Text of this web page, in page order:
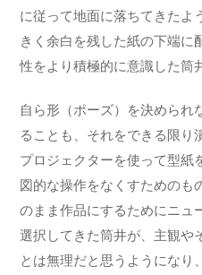
に従って地面に落ちてきたよ
きく余白を残した紙の下端に
性をより積極的に意識した筒
自ら形（ポーズ）を決められ
ることも、それをできる限り
プロジェクターを使って型紙
図的な操作をなくすためのも
のまま作品にするためにニュ
選択してきた筒井が、主観や
とは無理だと思うようになり